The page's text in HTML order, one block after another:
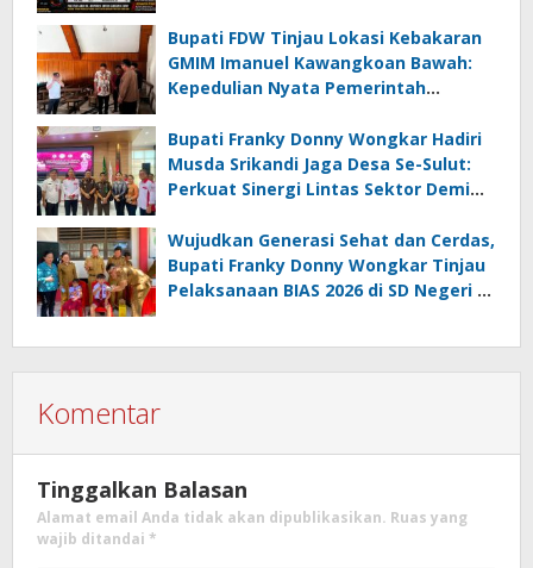
05 MC JOE Sapu Bersih Tiga Gelar
Juara Umum
Bupati FDW Tinjau Lokasi Kebakaran
GMIM Imanuel Kawangkoan Bawah:
Kepedulian Nyata Pemerintah
Terdampak
Bupati Franky Donny Wongkar Hadiri
Musda Srikandi Jaga Desa Se-Sulut:
Perkuat Sinergi Lintas Sektor Demi
Wujudkan Generasi Sehat dan Cerdas,
Bupati Franky Donny Wongkar Tinjau
Pelaksanaan BIAS 2026 di SD Negeri 2
Komentar
Tinggalkan Balasan
Alamat email Anda tidak akan dipublikasikan. Ruas yang
wajib ditandai *